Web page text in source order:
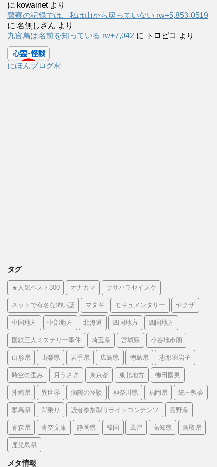
に kowainetより
警察の記録では、私は山から戻っていない rw+5,853-0519
に 名無しさん より
九官鳥は名前を知っている rw+7,042 に トロピコ より
にほんブログ村
タグ
★人気ベスト300 オナカマ ササハラセイスケ
ネットで有名な怖い話 マタギ モキュメンタリー ヤクザ
中国地方 中部地方 北海道 四国地方 四国地方
国鉄三大ミステリー事件 埼玉県 宮城県 小谷地市朗
山形県 山梨県 岩手県 広島県 徳島県 志那羽岩子
時空の歪み 月うさぎ 東京都 東北地方 柳田國男
沖縄県 異世界 病院の怪談 神奈川県 福岡県 統一教会
群馬県 背乗り 読者参加型リライトコンテンツ 長野県
青森県 青空文庫 静岡県 韓国 風習 高知県 鳥取県
鹿児島県
メタ情報